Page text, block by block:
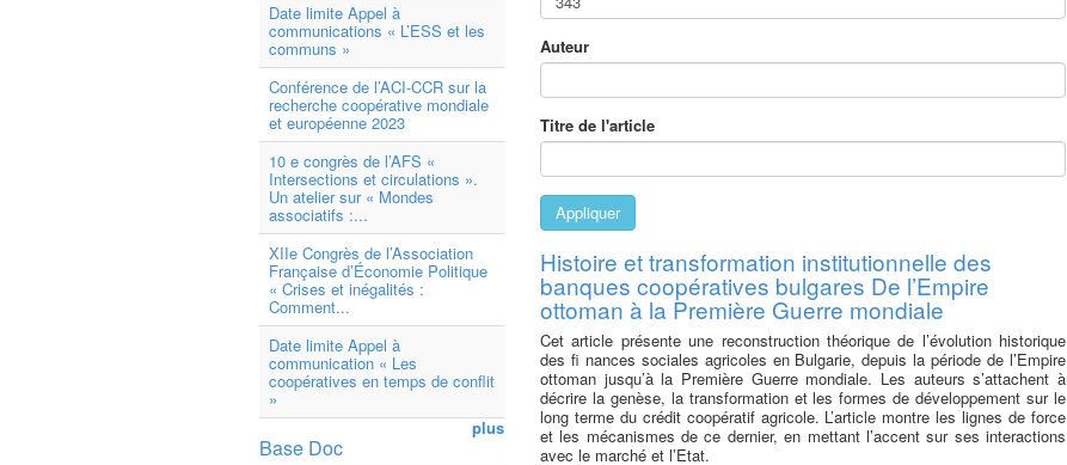
Date limite Appel à
communications « L’ESS et les
communs »
Conférence de l’ACI-CCR sur la
recherche coopérative mondiale
et européenne 2023
10 e congrès de l’AFS «
Intersections et circulations ».
Un atelier sur « Mondes
associatifs :...
XIIe Congrès de l’Association
Française d’Économie Politique
« Crises et inégalités :
Comment...
Date limite Appel à
communication « Les
coopératives en temps de conflit
»
plus
Base Doc
Auteur
Titre de l'article
Appliquer
Histoire et transformation institutionnelle des
banques coopératives bulgares De l’Empire
ottoman à la Première Guerre mondiale
Cet article présente une reconstruction théorique de l’évolution historique
des fi nances sociales agricoles en Bulgarie, depuis la période de l’Empire
ottoman jusqu’à la Première Guerre mondiale. Les auteurs s’attachent à
décrire la genèse, la transformation et les formes de développement sur le
long terme du crédit coopératif agricole. L’article montre les lignes de force
et les mécanismes de ce dernier, en mettant l’accent sur ses interactions
avec le marché et l’Etat.